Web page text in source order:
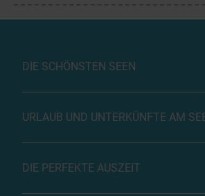
DIE SCHÖNSTEN SEEN
URLAUB UND UNTERKÜNFTE AM
DIE PERFEKTE AUSZEIT